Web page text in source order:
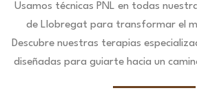
Usamos técnicas PNL en todas
de Llobregat para transformar el
Descubre nuestras terapias
diseñadas para guiarte hacia un